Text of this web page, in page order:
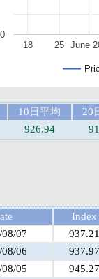
June
18 25
10日平均
20
926.94
Index
07
937.21
06
937.97
05
945.27